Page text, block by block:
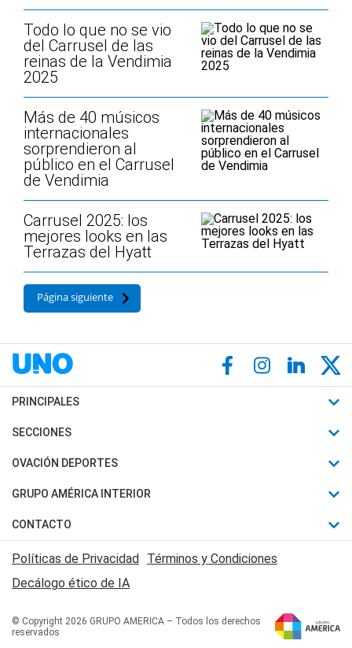
Todo lo que no se vio
del Carrusel de las
reinas de la Vendimia
2025
Más de 40 músicos
internacionales
sorprendieron al
público en el Carrusel
de Vendimia
Carrusel 2025: los
mejores looks en las
Terrazas del Hyatt
Página siguiente
PRINCIPALES
Últimas Noticias
Política
Judiciales
Economia
SECCIONES
Horóscopo
Motores
Trucos caseros
Series y Películas
Edictos y Solicitadas
OVACIÓN DEPORTES
Fútbol
Mundial
Automovilismo
Rugby
Básquet
GRUPO AMÉRICA INTERIOR
Canal 7 en Vivo
San Juan 8
CONTACTO
Acerca de Nosotros
Contactanos
Políticas de Privacidad Términos y Condiciones
Decálogo ético de IA
© Copyright 2026 GRUPO AMERICA – Todos los derechos
reservados